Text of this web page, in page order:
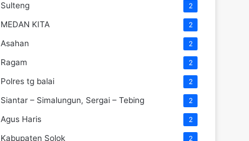
Sulteng 2
MEDAN KITA 2
Asahan 2
Ragam 2
Polres tg balai 2
Siantar – Simalungun, Sergai – Tebing 2
Agus Haris 2
Kabupaten Solok 2